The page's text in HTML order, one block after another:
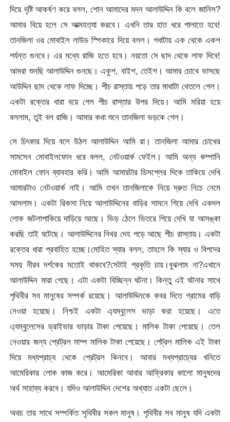
দিয়ে দৃষ্টি আকর্ষণ করে বলল, শোন আমাদের মদন আলাউদ্দিন কি বলে জানিস?
আমার বিয়ে হলে সে আত্মহত্যা করবে। এখনি তার হাত ধরে পালাতে হবে!
তানজিলা ওর মোবাইল লাউড স্পিকারে দিয়ে বলল। গধাটায় এক থেকে একশ
পর্যন্ত গুনবে। এর মধ্যে রাজি হতে হবে। নয়তো সে ছাদ থেকে লাফ দিবে!
আমরা শুনছি আলাউদ্দিন গুনছে। একুশ, বাইশ, তেইশ। আমার চোখে ভাসছে
আউদ্দিন ছাদ থেকে লাফ দিচ্ছে। পীচ রাস্তায় পড়ে তার মাথাটা থেতলে গেল।
একটা রক্তের ধারা বয়ে গেল পীচ রাস্তার উপর দিয়ে। আমি মরিয়া হয়ে
বললাম, তুই বল রাজি। আমার কথা শুনে তানজিলা ভড়কে গেল।
সে চিৎকার দিয়ে বলে উঠল আলাউদ্দিন আমি রা। তানজিলা আমার চোখের
সামসেন মোবাইলফোন ধরে বলল, নেটওয়ার্ক ফেইল। আমি অন্য কম্পানি
মোবাইল ফোন ব্যাবহার করি। আমি আমারটার ডিসপ্লের দিকে তাকিয়ে দেখি
আমারটাও নেটওয়ার্ক নাই। আমি তখন তানজিলাকে নিয়ে দ্রুত নিচে নেমে
আসলাম। একটা রিকসা নিয়ে আলাউদ্দিনের বাড়ির সামনে গিয়ে দেখি একদল
লোক জটলাপাকিয়ে দাড়িয়ে আছে। ভিড় ঠেলে ভিতরে গিয়ে দেখি যা আসঙ্কা
করছি তাই ঘটেছে। আলাউদ্দিনের নিথর দেহ পড়ে আছে পীচ রাস্তায়। একটা
রক্তের ধারা প্রবাহিত হচ্ছে।মোহিত স্যার বলল, তাহলে কি স্যার ও বিপদের
সময় নীরব দর্শকের মতোই থাকবে?সেটাই প্রকৃতি চায়।বুঝলাম না?এখানে
আলাউদ্দিন মারা গেছে। এটা একটা বিচ্ছিন্ন ঘটনা। কিন্তু এই ঘটনার সাথে
পৃথিবীর সব মানুষের সম্পর্ক রয়েছে। আলাউদ্দিনকে কবর দিতে গ্রামের বাড়ি
নেওয়া হয়েছে। নিশ্চই একটা এ্যম্বুলেস ভাড়া করা হয়েছে। এতে
এ্যম্বুলেসের ড্রাইভার ভাড়ার টাকা পেয়েছে। মালিক টাকা পেয়েছে। তেল
নেওয়ার জন্য প্রেট্রল মাম্প মালিক টাকা পেয়েছে। পেট্রল মালিক এই টাকা
দিয়ে মধ্যপ্রাচ্য থেকে প্রেট্রল কিনবে। আবার মধ্যপ্রাচ্যের খনিতে
আমেরিকার লোক কাজ করে। আমেরিকা আবার আফ্রিকার কালো মানুষদের
অর্থ সাহায্য করবে। যদিও আলাউদ্দিন দেশের অখ্যাত একটা ছেলে।
অথচ তার সাথে সম্পর্কিত সৃথিবীর সকল মানুষ। পৃথিবীর সব মানুষ যদি একটা